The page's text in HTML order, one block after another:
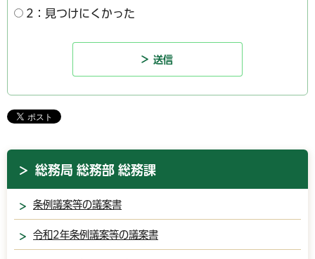
2：見つけにくかった
総務局 総務部 総務課
条例議案等の議案書
令和2年条例議案等の議案書